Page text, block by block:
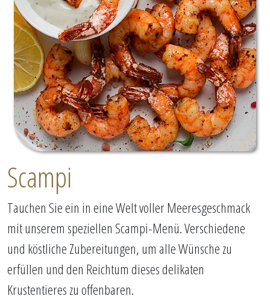
Scampi
Tauchen Sie ein in eine Welt voller Meeresgeschmack
mit unserem speziellen Scampi-Menü. Verschiedene
und köstliche Zubereitungen, um alle Wünsche zu
erfüllen und den Reichtum dieses delikaten
Krustentieres zu offenbaren.